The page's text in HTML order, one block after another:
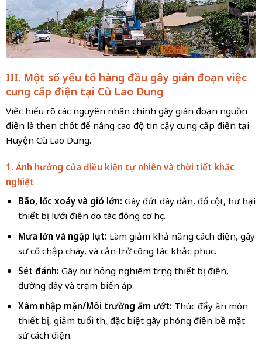
III. Một số yếu tố hàng đầu gây gián đoạn việc
cung cấp điện tại Cù Lao Dung
Việc hiểu rõ các nguyên nhân chính gây gián đoạn nguồn
điện là then chốt để nâng cao độ tin cậy cung cấp điện tại
Huyện Cù Lao Dung.
1. Ảnh hưởng của điều kiện tự nhiên và thời tiết khắc
nghiệt
Bão, lốc xoáy và gió lớn: Gây đứt dây dẫn, đổ cột, hư hại
thiết bị lưới điện do tác động cơ học.
Mưa lớn và ngập lụt: Làm giảm khả năng cách điện, gây
sự cố chập cháy, và cản trở công tác khắc phục.
Sét đánh: Gây hư hỏng nghiêm trọng thiết bị điện,
đường dây và trạm biến áp.
Xâm nhập mặn/Môi trường ẩm ướt: Thúc đẩy ăn mòn
thiết bị, giảm tuổi thọ, đặc biệt gây phóng điện bề mặt
sứ cách điện.